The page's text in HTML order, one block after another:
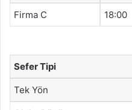
Firma C 18:00
Sefer Tipi
Tek Yön